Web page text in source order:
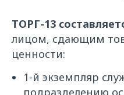
ТОРГ-13
лицом, сдающим
ценности:
1-й экземпляр